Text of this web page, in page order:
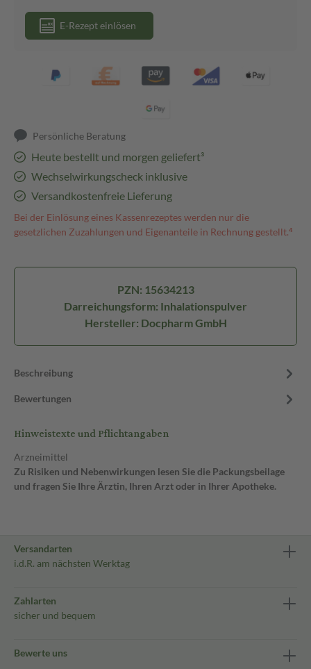
E-Rezept einlösen
Persönliche Beratung
Heute bestellt und morgen geliefert³
Wechselwirkungscheck inklusive
Versandkostenfreie Lieferung
Bei der Einlösung eines Kassenrezeptes werden nur die
gesetzlichen Zuzahlungen und Eigenanteile in Rechnung gestellt.⁴
PZN: 15634213
Darreichungsform: Inhalationspulver
Hersteller: Docpharm GmbH
Beschreibung
Bewertungen
Hinweistexte und Pflichtangaben
Arzneimittel
Zu Risiken und Nebenwirkungen lesen Sie die Packungsbeilage
und fragen Sie Ihre Ärztin, Ihren Arzt oder in Ihrer Apotheke.
Versandarten
i.d.R. am nächsten Werktag
Zahlarten
sicher und bequem
Bewerte uns